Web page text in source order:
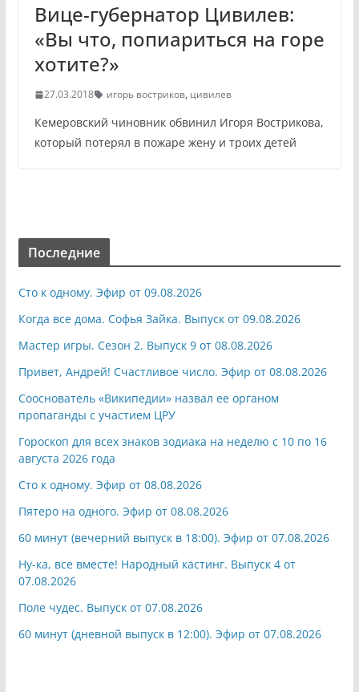
Вице-губернатор Цивилев:
«Вы что, попиариться на горе
хотите?»
27.03.2018 игорь востриков, цивилев
Кемеровский чиновник обвинил Игоря Вострикова,
который потерял в пожаре жену и троих детей
Последние
Сто к одному. Эфир от 09.08.2026
Когда все дома. Софья Зайка. Выпуск от 09.08.2026
Мастер игры. Сезон 2. Выпуск 9 от 08.08.2026
Привет, Андрей! Счастливое число. Эфир от 08.08.2026
Сооснователь «Википедии» назвал ее органом
пропаганды с участием ЦРУ
Гороскоп для всех знаков зодиака на неделю с 10 по 16
августа 2026 года
Сто к одному. Эфир от 08.08.2026
Пятеро на одного. Эфир от 08.08.2026
60 минут (вечерний выпуск в 18:00). Эфир от 07.08.2026
Ну-ка, все вместе! Народный кастинг. Выпуск 4 от
07.08.2026
Поле чудес. Выпуск от 07.08.2026
60 минут (дневной выпуск в 12:00). Эфир от 07.08.2026